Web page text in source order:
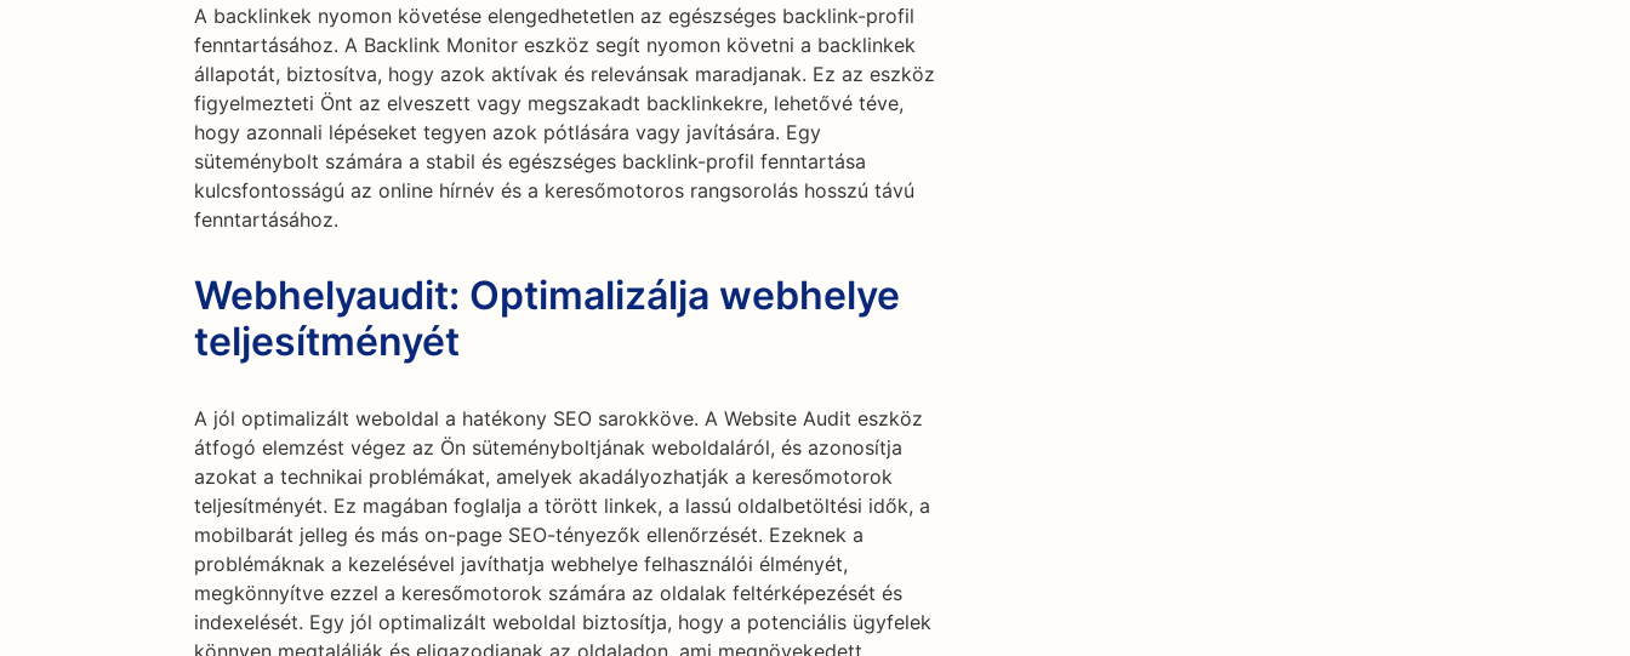
A backlinkek nyomon követése elengedhetetlen az egészséges backlink-profil
fenntartásához. A Backlink Monitor eszköz segít nyomon követni a backlinkek
állapotát, biztosítva, hogy azok aktívak és relevánsak maradjanak. Ez az eszköz
figyelmezteti Önt az elveszett vagy megszakadt backlinkekre, lehetővé téve,
hogy azonnali lépéseket tegyen azok pótlására vagy javítására. Egy
süteménybolt számára a stabil és egészséges backlink-profil fenntartása
kulcsfontosságú az online hírnév és a keresőmotoros rangsorolás hosszú távú
fenntartásához.
Webhelyaudit: Optimalizálja webhelye
teljesítményét
A jól optimalizált weboldal a hatékony SEO sarokköve. A Website Audit eszköz
átfogó elemzést végez az Ön süteményboltjának weboldaláról, és azonosítja
azokat a technikai problémákat, amelyek akadályozhatják a keresőmotorok
teljesítményét. Ez magában foglalja a törött linkek, a lassú oldalbetöltési idők, a
mobilbarát jelleg és más on-page SEO-tényezők ellenőrzését. Ezeknek a
problémáknak a kezelésével javíthatja webhelye felhasználói élményét,
megkönnyítve ezzel a keresőmotorok számára az oldalak feltérképezését és
indexelését. Egy jól optimalizált weboldal biztosítja, hogy a potenciális ügyfelek
könnyen megtalálják és eligazodjanak az oldaladon, ami megnövekedett